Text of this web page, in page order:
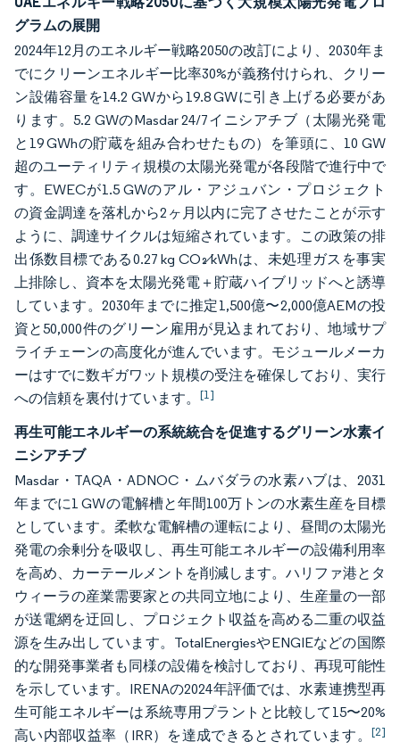
グラムの展開
2024年12月のエネルギー戦略2050の改訂により、2030年ま
でにクリーンエネルギー比率30%が義務付けられ、クリー
ン設備容量を14.2 GWから19.8 GWに引き上げる必要があ
ります。5.2 GWのMasdar 24/7イニシアチブ（太陽光発電
と19 GWhの貯蔵を組み合わせたもの）を筆頭に、10 GW
超のユーティリティ規模の太陽光発電が各段階で進行中で
す。EWECが1.5 GWのアル・アジュバン・プロジェクト
の資金調達を落札から2ヶ月以内に完了させたことが示す
ように、調達サイクルは短縮されています。この政策の排
出係数目標である0.27 kg CO₂⁄kWhは、未処理ガスを事実
上排除し、資本を太陽光発電＋貯蔵ハイブリッドへと誘導
しています。2030年までに推定1,500億〜2,000億AEMの投
資と50,000件のグリーン雇用が見込まれており、地域サプ
ライチェーンの高度化が進んでいます。モジュールメーカ
ーはすでに数ギガワット規模の受注を確保しており、実行
への信頼を裏付けています。 [1]
再生可能エネルギーの系統統合を促進するグリーン水素イ
ニシアチブ
Masdar・TAQA・ADNOC・ムバダラの水素ハブは、2031
年までに1 GWの電解槽と年間100万トンの水素生産を目標
としています。柔軟な電解槽の運転により、昼間の太陽光
発電の余剰分を吸収し、再生可能エネルギーの設備利用率
を高め、カーテールメントを削減します。ハリファ港とタ
ウィーラの産業需要家との共同立地により、生産量の一部
が送電網を迂回し、プロジェクト収益を高める二重の収益
源を生み出しています。TotalEnergiesやENGIEなどの国際
的な開発事業者も同様の設備を検討しており、再現可能性
を示しています。IRENAの2024年評価では、水素連携型再
生可能エネルギーは系統専用プラントと比較して15〜20%
高い内部収益率（IRR）を達成できるとされています。 [2]